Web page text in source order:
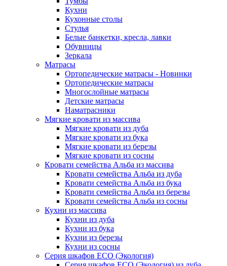
Кухни
Кухонные столы
Стулья
Белые банкетки, кресла, лавки
Обувницы
Зеркала
Матрасы
Ортопедические матрасы - Новинки
Ортопедические матрасы
Многослойные матрасы
Детские матрасы
Наматрасники
Мягкие кровати из массива
Мягкие кровати из дуба
Мягкие кровати из бука
Мягкие кровати из березы
Мягкие кровати из сосны
Кровати семейства Альба из массива
Кровати семейства Альба из дуба
Кровати семейства Альба из бука
Кровати семейства Альба из березы
Кровати семейства Альба из сосны
Кухни из массива
Кухни из дуба
Кухни из бука
Кухни из березы
Кухни из сосны
Серия шкафов ECO (Экология)